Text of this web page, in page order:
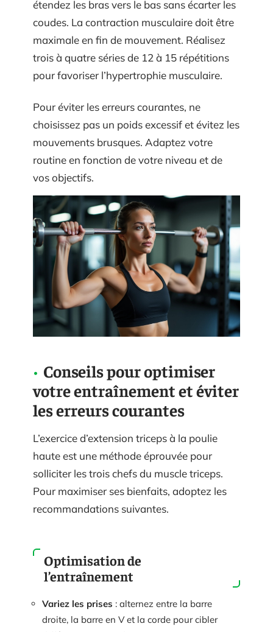
étendez les bras vers le bas sans écarter les
coudes. La contraction musculaire doit être
maximale en fin de mouvement. Réalisez
trois à quatre séries de 12 à 15 répétitions
pour favoriser l’hypertrophie musculaire.
Pour éviter les erreurs courantes, ne
choisissez pas un poids excessif et évitez les
mouvements brusques. Adaptez votre
routine en fonction de votre niveau et de
vos objectifs.
Conseils pour optimiser
votre entraînement et éviter
les erreurs courantes
L’exercice d’extension triceps à la poulie
haute est une méthode éprouvée pour
solliciter les trois chefs du muscle triceps.
Pour maximiser ses bienfaits, adoptez les
recommandations suivantes.
Optimisation de
l’entraînement
Variez les prises : alternez entre la barre
droite, la barre en V et la corde pour cibler